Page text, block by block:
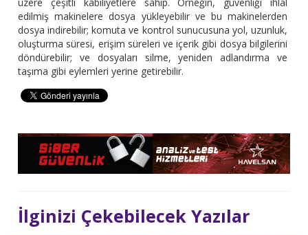
üzere çeşitli kabiliyetlere sahip. Örneğin, güvenliği ihlal
edilmiş makinelere dosya yükleyebilir ve bu makinelerden
dosya indirebilir; komuta ve kontrol sunucusuna yol, uzunluk,
oluşturma süresi, erişim süreleri ve içerik gibi dosya bilgilerini
döndürebilir; ve dosyaları silme, yeniden adlandırma ve
taşıma gibi eylemleri yerine getirebilir.
İlginizi Çekebilecek Yazılar